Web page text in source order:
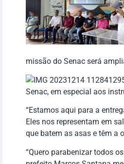
missão do Senac será
Senac, em especial aos
“Estamos aqui para a
Eles nos representam em
que batem as asas e têm a
“Quero parabenizar todos